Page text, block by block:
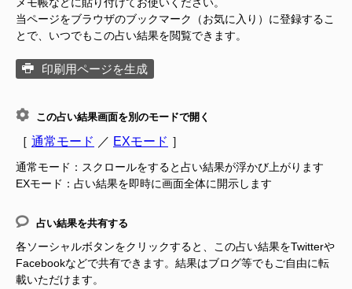
当ページをブラウザのブックマーク（お気に入り）に登録するこ
とで、いつでもこの占い結果を閲覧できます。
印刷用ページを生成
この占い結果画面を別のモードで開く
［ 通常モード ／ EXモード ］
通常モード：スクロールをすると占い結果が浮かび上がります
EXモード：占い結果を即時に画面全体に開示します
占い結果を共有する
各ソーシャルボタンをクリックすると、この占い結果をTwitterや
Facebookなどで共有できます。結果はブログ等でもご自由に転
載いただけます。